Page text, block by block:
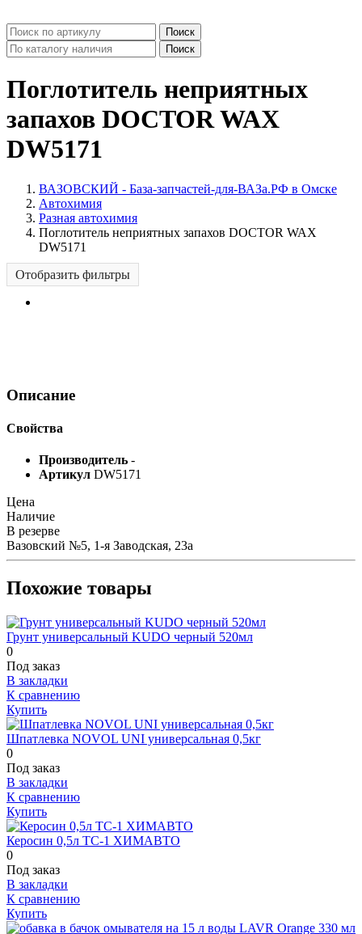
Поиск
Поиск
Поглотитель неприятных
запахов DOCTOR WAX
DW5171
ВАЗОВСКИЙ - База-запчастей-для-ВАЗа.РФ в Омске
Автохимия
Разная автохимия
Поглотитель неприятных запахов DOCTOR WAX
DW5171
Отобразить фильтры
Описание
Свойства
Производитель -
Артикул DW5171
Цена
Наличие
В резерве
Вазовский №5, 1-я Заводская, 23а
Похожие товары
Грунт универсальный KUDO черный 520мл
0
Под заказ
В закладки
К сравнению
Купить
Шпатлевка NOVOL UNI универсальная 0,5кг
0
Под заказ
В закладки
К сравнению
Купить
Керосин 0,5л ТС-1 ХИМАВТО
0
Под заказ
В закладки
К сравнению
Купить